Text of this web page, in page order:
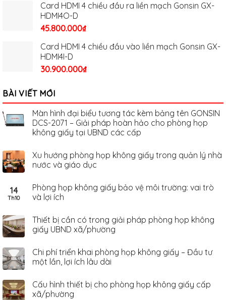
Card HDMI 4 chiều đầu ra liền mạch Gonsin GX-
HDMI4O-D
45.800.000₫
Card HDMI 4 chiều đầu vào liền mạch Gonsin GX-
HDMI4I-D
30.900.000₫
BÀI VIẾT MỚI
Màn hình đại biểu tương tác kèm bảng tên GONSIN
DCS-2071 – Giải pháp hoàn hảo cho phòng họp
không giấy tại UBND các cấp
Xu hướng phòng họp không giấy trong quản lý nhà
nước và giáo dục
14
Th10
Phòng họp không giấy bảo vệ môi trường: vai trò
và lợi ích
Thiết bị cần có trong giải pháp phòng họp không
giấy UBND xã/phường
Chi phí triển khai phòng họp không giấy – Đầu tư
một lần, lợi ích lâu dài
Cấu hình thiết bị cho phòng họp không giấy cấp
xã/phường